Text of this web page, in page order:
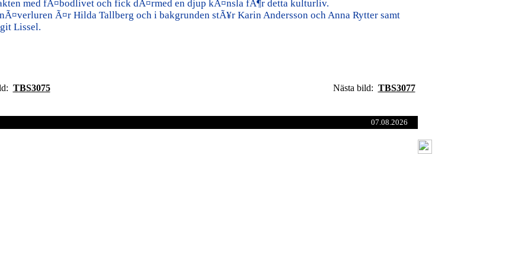
med fÃ¤bodlivet och fick dÃ¤rmed en djup kÃ¤nsla fÃ¶r detta kulturliv.
Ã¤r Hilda Tallberg och i bakgrunden stÃ¥r Karin Andersson och Anna Rytter samt
Lissel.
TBS3075 Nästa bild: TBS3077
07.08.2026